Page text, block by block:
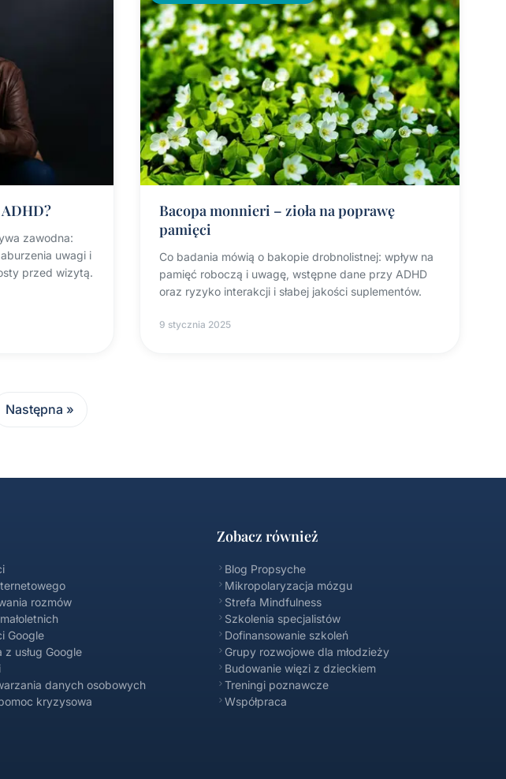
zawodna:
uwagi i
przed wizytą.
Bacopa monnieri – zioła na poprawę
pamięci
Co badania mówią o bakopie drobnolistnej: wpływ na
pamięć roboczą i uwagę, wstępne dane przy ADHD
oraz ryzyko interakcji i słabej jakości suplementów.
9 stycznia 2025
Następna »
rozmów
Google
usług Google
danych osobowych
kryzysowa
Zobacz również
Blog Propsyche
Mikropolaryzacja mózgu
Strefa Mindfulness
Szkolenia specjalistów
Dofinansowanie szkoleń
Grupy rozwojowe dla młodzieży
Budowanie więzi z dzieckiem
Treningi poznawcze
Współpraca
Propsyche FAQ
Online